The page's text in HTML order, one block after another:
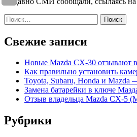
Найти:
Свежие записи
Новые Mazda CX-30 отзывают
Как правильно установить
Toyota, Subaru, Honda и Mazda
Замена батарейки в ключе
Отзыв владельца Mazda CX-5
Рубрики